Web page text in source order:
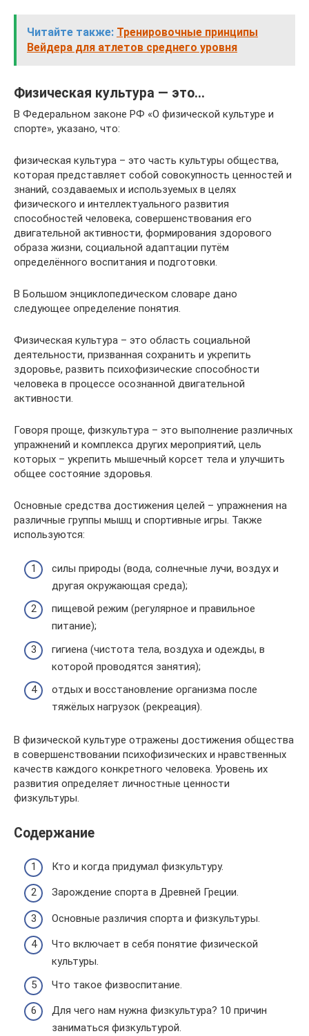
Читайте также: Тренировочные принципы
Вейдера для атлетов среднего уровня
Физическая культура — это…
В Федеральном законе РФ «О физической культуре и
спорте», указано, что:
физическая культура – это часть культуры общества,
которая представляет собой совокупность ценностей и
знаний, создаваемых и используемых в целях
физического и интеллектуального развития
способностей человека, совершенствования его
двигательной активности, формирования здорового
образа жизни, социальной адаптации путём
определённого воспитания и подготовки.
В Большом энциклопедическом словаре дано
следующее определение понятия.
Физическая культура – это область социальной
деятельности, призванная сохранить и укрепить
здоровье, развить психофизические способности
человека в процессе осознанной двигательной
активности.
Говоря проще, физкультура – это выполнение различных
упражнений и комплекса других мероприятий, цель
которых – укрепить мышечный корсет тела и улучшить
общее состояние здоровья.
Основные средства достижения целей – упражнения на
различные группы мышц и спортивные игры. Также
используются:
силы природы (вода, солнечные лучи, воздух и
другая окружающая среда);
пищевой режим (регулярное и правильное
питание);
гигиена (чистота тела, воздуха и одежды, в
которой проводятся занятия);
отдых и восстановление организма после
тяжёлых нагрузок (рекреация).
В физической культуре отражены достижения общества
в совершенствовании психофизических и нравственных
качеств каждого конкретного человека. Уровень их
развития определяет личностные ценности
физкультуры.
Содержание
Кто и когда придумал физкультуру.
Зарождение спорта в Древней Греции.
Основные различия спорта и физкультуры.
Что включает в себя понятие физической
культуры.
Что такое физвоспитание.
Для чего нам нужна физкультура? 10 причин
заниматься физкультурой.